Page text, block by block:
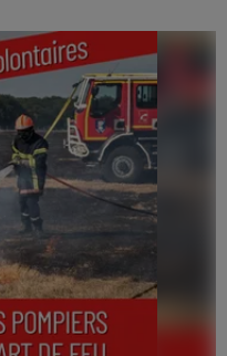
se propager au
deux habitations et
de personnes.